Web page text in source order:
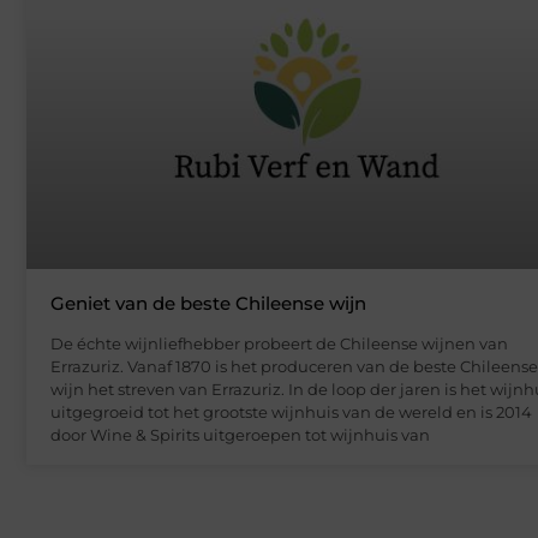
Geniet van de beste Chileense wijn
De échte wijnliefhebber probeert de Chileense wijnen van
Errazuriz. Vanaf 1870 is het produceren van de beste Chileense
wijn het streven van Errazuriz. In de loop der jaren is het
uitgegroeid tot het grootste wijnhuis van de wereld en is 2014
door Wine & Spirits uitgeroepen tot wijnhuis van